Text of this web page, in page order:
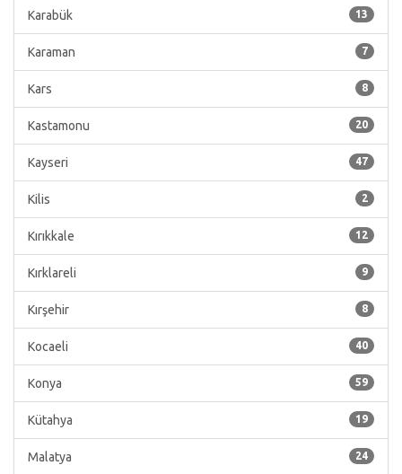
13
Karabük
7
Karaman
8
Kars
20
Kastamonu
47
Kayseri
2
Kilis
12
Kırıkkale
9
Kırklareli
8
Kırşehir
40
Kocaeli
59
Konya
19
Kütahya
24
Malatya